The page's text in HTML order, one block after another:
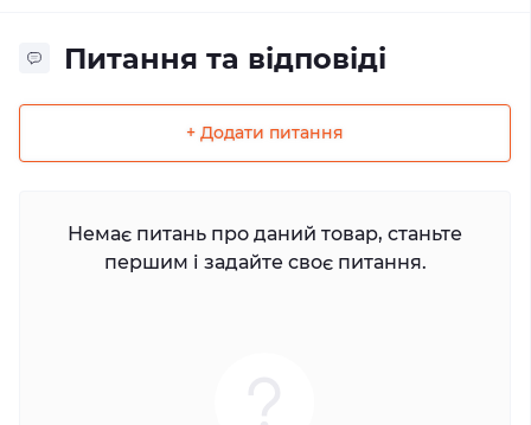
Питання та відповіді
+ Додати питання
Немає питань про даний товар, станьте
першим і задайте своє питання.